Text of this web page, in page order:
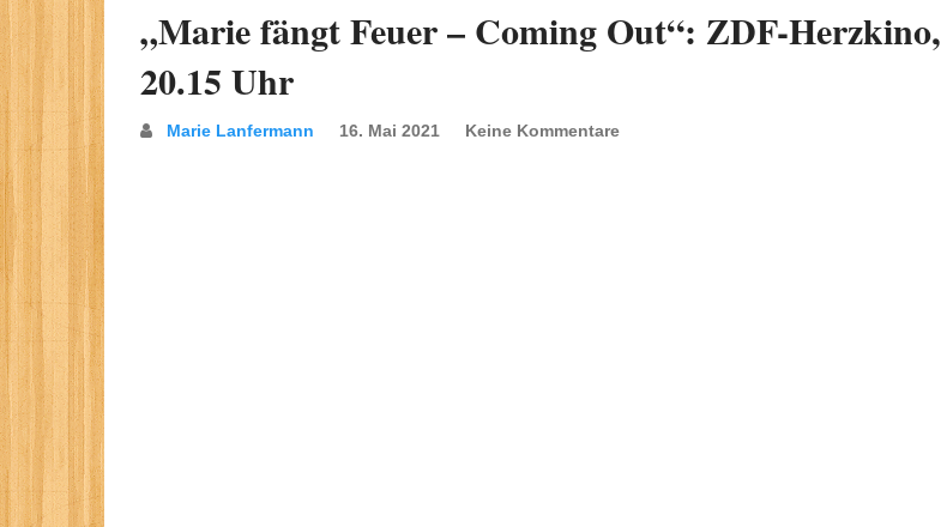
„Marie fängt Feuer – Coming Out“: ZDF-Herzkino,
20.15 Uhr
Marie Lanfermann 16. Mai 2021 Keine Kommentare